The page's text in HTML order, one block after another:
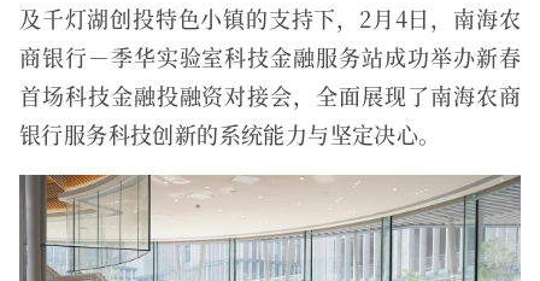
及千灯湖创投特色小镇的支持下，2月4日，南海农
商银行－季华实验室科技金融服务站成功举办新春
首场科技金融投融资对接会，全面展现了南海农商
银行服务科技创新的系统能力与坚定决心。